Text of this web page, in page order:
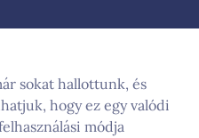
sokat hallottunk, és
hogy ez egy valódi
módja